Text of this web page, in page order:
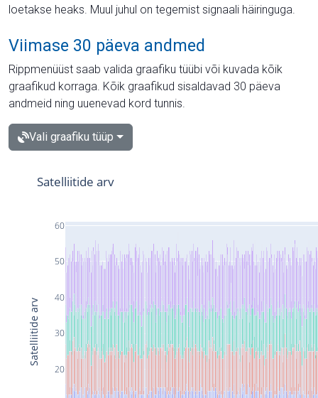
loetakse heaks. Muul juhul on tegemist signaali häiringuga.
Viimase 30 päeva andmed
Rippmenüüst saab valida graafiku tüübi või kuvada kõik
graafikud korraga. Kõik graafikud sisaldavad 30 päeva
andmeid ning uuenevad kord tunnis.
Vali graafiku tüüp
20
30
40
50
60
Satelliitide arv
Satelliitide arv